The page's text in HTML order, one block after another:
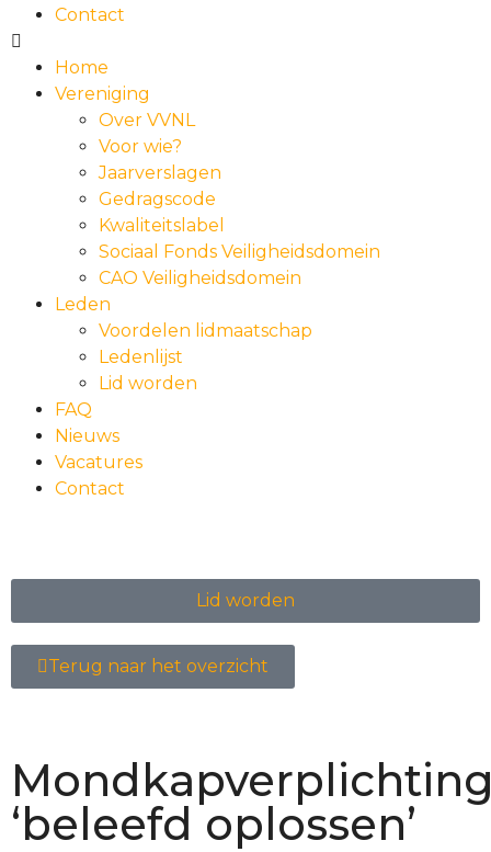
Contact
Home
Vereniging
Over VVNL
Voor wie?
Jaarverslagen
Gedragscode
Kwaliteitslabel
Sociaal Fonds Veiligheidsdomein
CAO Veiligheidsdomein
Leden
Voordelen lidmaatschap
Ledenlijst
Lid worden
FAQ
Nieuws
Vacatures
Contact
Lid worden
Terug naar het overzicht
‘beleefd oplossen’